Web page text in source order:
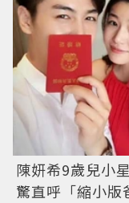
陳妍希9歲兒小
驚直呼「縮小版